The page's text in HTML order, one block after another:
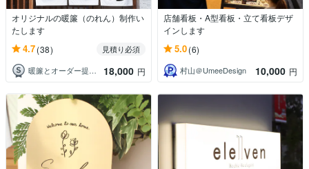
オリジナルの暖簾（のれん）制作い
たします
4.7(38)
見積り必須
暖簾とオーダー提灯のまねき堂
18,000 円
店舗看板・A型看板・立て看板デザ
インします
5.0(6)
村山＠UmeeDesign 10,000 円